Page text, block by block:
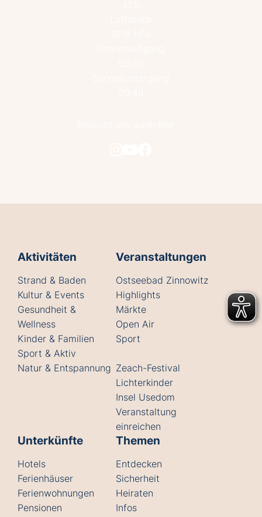
Aktivitäten
Strand & Baden
Kultur & Events
Gesundheit &
Wellness
Kinder & Familien
Sport & Aktiv
Natur & Entspannung
Veranstaltungen
Ostseebad Zinnowitz
Highlights
Märkte
Open Air
Sport
Zeach-Festival
Lichterkinder
Insel Usedom
Veranstaltung
einreichen
Unterkünfte
Hotels
Ferienhäuser
Ferienwohnungen
Pensionen
Themen
Entdecken
Sicherheit
Heiraten
Infos